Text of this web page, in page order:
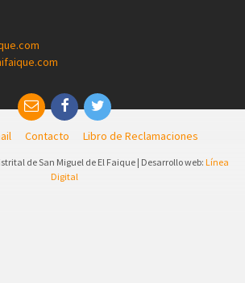
Contacto Libro de Reclamaciones
de San Miguel de El Faique | Desarrollo web: Línea
Digital